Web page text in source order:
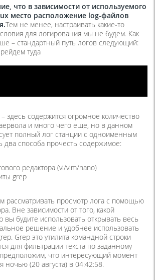
что в зависимости от используемого
место расположение log-файлов
Тем не менее, настраивать какие-то
для логирования мы не будем. Как
– стандартный путь логов следующий:
туда
здесь содержится огромное количество
и много чего еще, но в данном
полный лог станции с одноименным
два способа прочесть содержимое:
редактора (vi/vim/nano)
grep
рассматривать просмотр лога с помощью
Вне зависимости от того, какой
вы будите использовать открывать весь
решение и удобнее использовать
Grep это утилита командной строки
для фильтрации текста по заданному
что интересующий момент
ночью (20 августа) в 04:42:58.